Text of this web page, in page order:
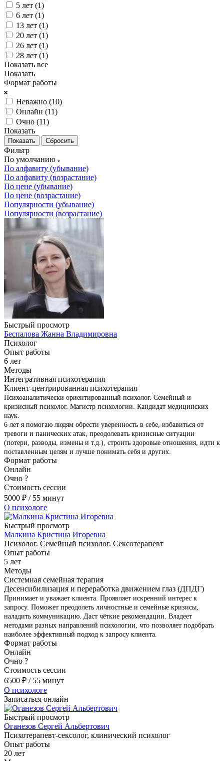
5 лет (1)
6 лет (1)
13 лет (1)
20 лет (1)
26 лет (1)
28 лет (1)
Показать все
Показать
Формат работы
Неважно (10)
Онлайн (11)
Очно (11)
Показать
Сбросить
Фильтр
По умолчанию
По алфавиту (убывание)
По алфавиту (возрастание)
По цене (убывание)
По цене (возрастание)
Популярности (убывание)
Популярности (возрастание)
Быстрый просмотр
Беспалова Жанна Владимировна
Психолог
Опыт работы
6 лет
Методы
Интегративная психотерапия
Клиент-центрированная психотерапия
Психоаналитически ориентированный психолог. Семейный и
кризисный психолог. Магистр психологии. Кандидат медицинских
наук.
6 лет я помогаю людям обрести уверенность в себе, избавиться от
тревоги и панических атак, преодолевать кризисные ситуации
(потери, разводы, измены и т.д.), строить здоровые отношения, идти к
поставленным целям и лучше понимать себя и других.
Формат работы
Онлайн
Очно ?
Стоимость сессии
5000 ₽ / 55 минут
О психологе
Быстрый просмотр
Малкина Кристина Игоревна
Психолог. Семейный психолог. Сексотерапевт
Опыт работы
5 лет
Методы
Системная семейная терапия
Десенсибилизация и переработка движением глаз (ДПДГ)
Принимает и уважает клиента. Проявляет искренний интерес к
запросу. Поможет преодолеть личностные и семейные кризисы,
наладить коммуникацию. Даст чёткие рекомендации. Владеет
методами разных направлений психологии, что позволяет подобрать
наиболее эффективный подход к запросу клиента.
Формат работы
Онлайн
Очно ?
Стоимость сессии
6500 ₽ / 55 минут
О психологе
Записаться онлайн
Быстрый просмотр
Оганезов Сергей Альбертович
Психотерапевт-сексолог, клинический психолог
Опыт работы
20 лет